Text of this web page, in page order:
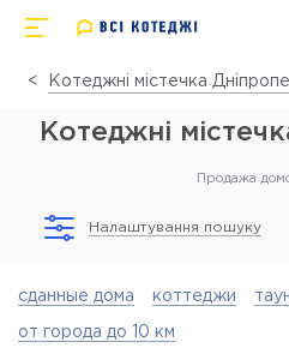
Котеджні містечка
Котеджні
Продажа
Налаштування пошуку
сданные дома коттеджи
от города до 10 км